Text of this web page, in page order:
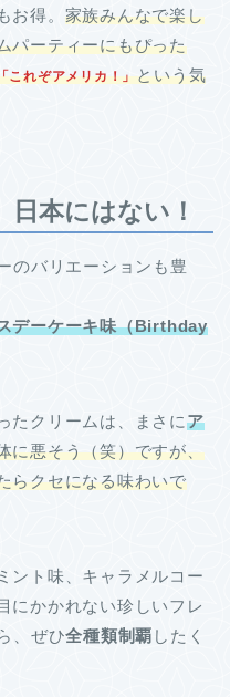
お得。 家族みんなで楽し
パーティーにもぴった
これぞアメリカ！」という気
本にはない！
のバリエーションも豊
デーケーキ味（Birthday
たクリームは、まさにア
に悪そう（笑）ですが、
らクセになる味わいで
ント味、キャラメルコー
にかかれない珍しいフレ
、ぜひ全種類制覇 したく